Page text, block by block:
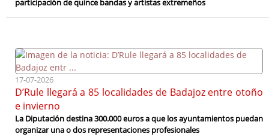
participación de quince bandas y artistas extremeños
17-07-2026
D’Rule llegará a 85 localidades de Badajoz entre otoño
e invierno
La Diputación destina 300.000 euros a que los ayuntamientos puedan
organizar una o dos representaciones profesionales